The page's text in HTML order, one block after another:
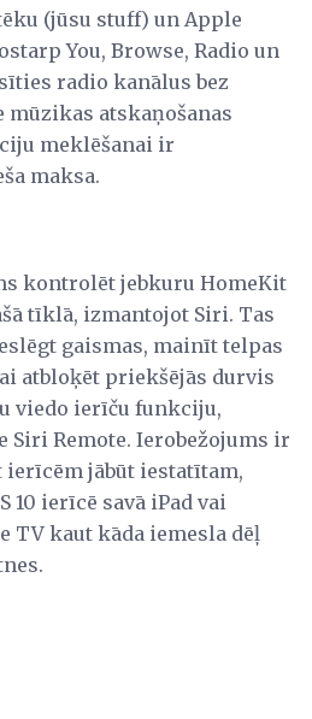
(jūsu stuff) un Apple
You, Browse, Radio un
radio kanālus bez
mūzikas atskaņošanas
meklēšanai ir
maksa.
kontrolēt jebkuru HomeKit
tīklā, izmantojot Siri. Tas
gaismas, mainīt telpas
atbloķēt priekšējās durvis
viedo ierīču funkciju,
Siri Remote. Ierobežojums ir
ierīcēm jābūt iestatītam,
ierīcē savā iPad vai
TV kaut kāda iemesla dēļ